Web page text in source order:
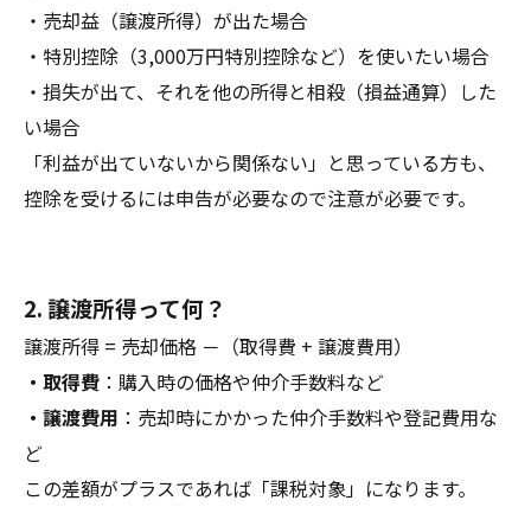
・売却益（譲渡所得）が出た場合
・特別控除（3,000万円特別控除など）を使いたい場合
・損失が出て、それを他の所得と相殺（損益通算）した
い場合
「利益が出ていないから関係ない」と思っている方も、
控除を受けるには申告が必要なので注意が必要です。
2. 譲渡所得って何？
譲渡所得 = 売却価格 －（取得費 + 譲渡費用）
・取得費 ：購入時の価格や仲介手数料など
・譲渡費用 ：売却時にかかった仲介手数料や登記費用な
ど
この差額がプラスであれば「課税対象」になります。